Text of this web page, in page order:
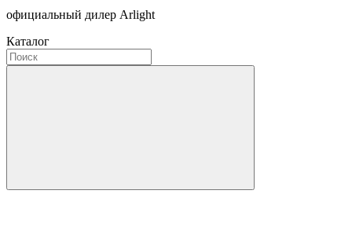
официальный дилер Arlight
Каталог